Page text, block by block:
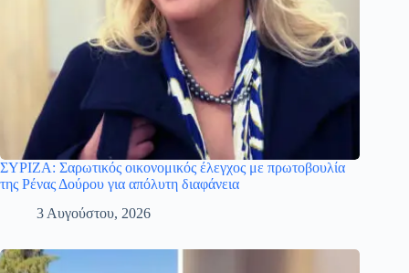
ΣΥΡΙΖΑ: Σαρωτικός οικονομικός έλεγχος με πρωτοβουλία
της Ρένας Δούρου για απόλυτη διαφάνεια
3 Αυγούστου, 2026